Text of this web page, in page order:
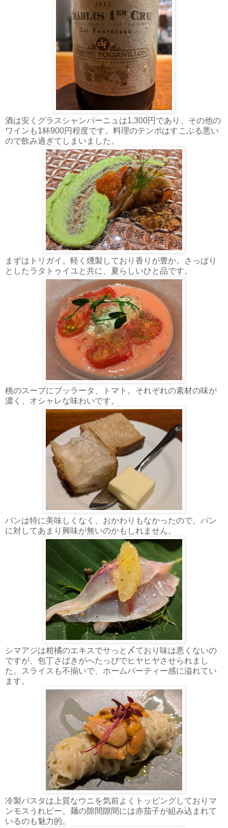
酒は安くグラスシャンパーニュは1,300円であり、その他の
ワインも1杯900円程度です。料理のテンポはすこぶる悪い
ので飲み過ぎてしまいました。
まずはトリガイ。軽く燻製しており香りが豊か。さっぱり
としたラタトゥイユと共に、夏らしいひと品です。
桃のスープにブッラータ、トマト。それぞれの素材の味が
濃く、オシャレな味わいです。
パンは特に美味しくなく、おかわりもなかったので、パン
に対してあまり興味が無いのかもしれません。
シマアジは柑橘のエキスでサっと〆ており味は悪くないの
ですが、包丁さばきがへたっぴでヒヤヒヤさせられまし
た。スライスも不揃いで、ホームパーティー感に溢れてい
ます。
冷製パスタは上質なウニを気前よくトッピングしておりマ
ンモスうれピー。麺の隙間隙間には赤茄子が組み込まれて
いるのも魅力的。